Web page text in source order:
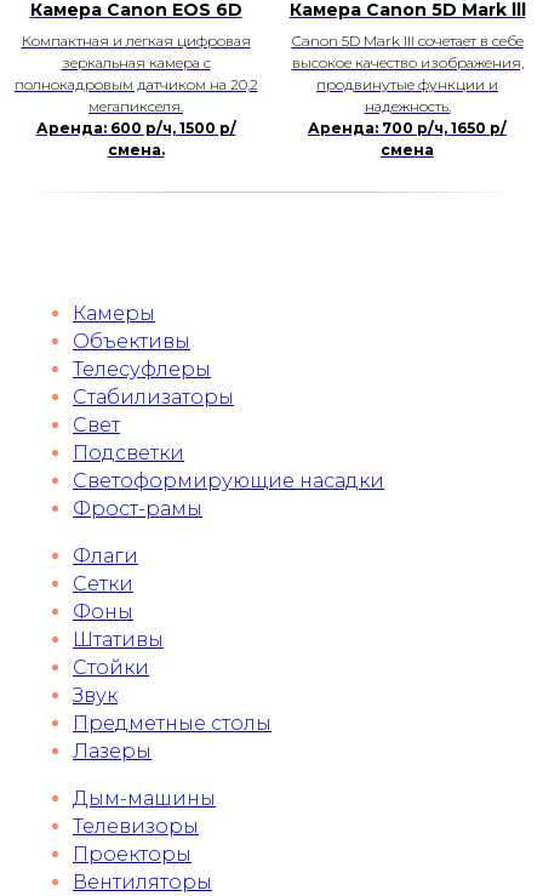
Камера Canon EOS 6D
Компактная и легкая цифровая
зеркальная камера с
полнокадровым датчиком на 20,2
мегапикселя.
Аренда: 600 р/ч, 1500 р/
смена.
Камера Canon 5D Mark lll
Canon 5D Mark III сочетает в себе
высокое качество изображения,
продвинутые функции и
надежность.
Аренда: 700 р/ч, 1650 р/
смена
Камеры
Объективы
Телесуфлеры
Стабилизаторы
Свет
Подсветки
Светоформирующие насадки
Фрост-рамы
Флаги
Сетки
Фоны
Штативы
Стойки
Звук
Предметные столы
Лазеры
Дым-машины
Телевизоры
Проекторы
Вентиляторы